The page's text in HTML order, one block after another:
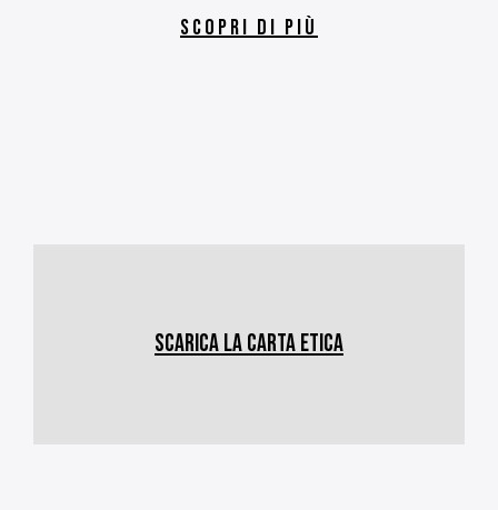
SCOPRI DI PIÙ
SCARICA LA CARTA ETICA